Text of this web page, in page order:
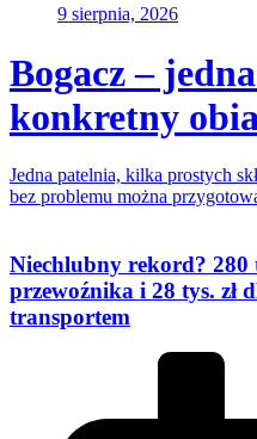
9 sierpnia, 2026
Bogacz –
konkretny
Jedna patelnia, kilka prostych
bez problemu można
Niechlubny rekord? 280
przewoźnika i 28 tys. zł
transportem